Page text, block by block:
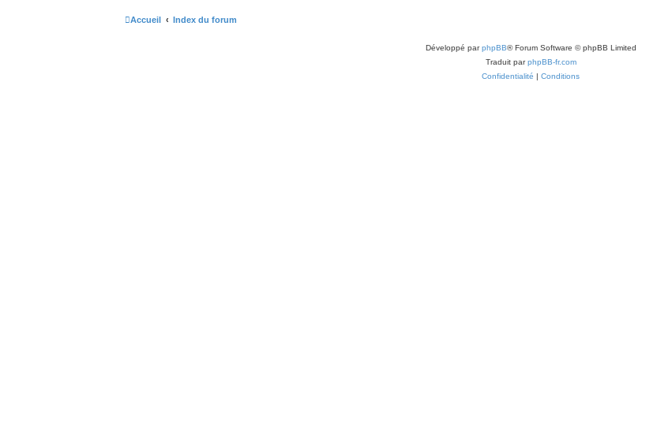
Accueil Index du forum
Développé parphpBB® Forum Software © phpBB Limited
Traduit parphpBB-fr.com
Confidentialité | Conditions